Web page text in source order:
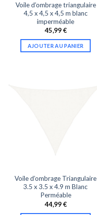
Voile d’ombrage triangulaire
4,5 x 4,5 x 4,5 m blanc
imperméable
45,99€
AJOUTER AU PANIER
Voile d’ombrage Triangulaire
3.5 x 3.5 x 4.9 m Blanc
Perméable
44,99€